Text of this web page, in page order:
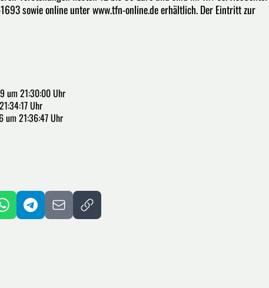
sowie online unter www.tfn-online.de erhältlich. Der Eintritt zur
um 21:30:00 Uhr
Uhr
um 21:36:47 Uhr